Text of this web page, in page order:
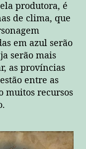
produtora, é
de clima, que
em azul serão
serão mais
as províncias
estão entre as
muitos recursos